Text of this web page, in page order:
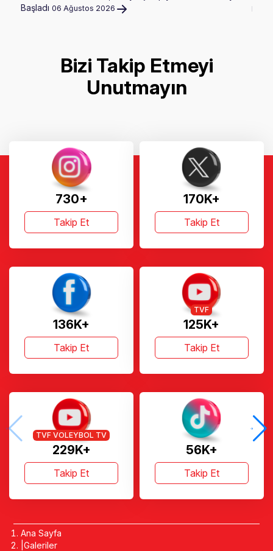
Başladı 06 Ağustos 2026
Bizi Takip Etmeyi
Unutmayın
730+
Takip Et
170K+
Takip Et
136K+
Takip Et
125K+
TVF
Takip Et
229K+
TVF VOLEYBOL TV
Takip Et
56K+
Takip Et
Ana Sayfa
Galeriler